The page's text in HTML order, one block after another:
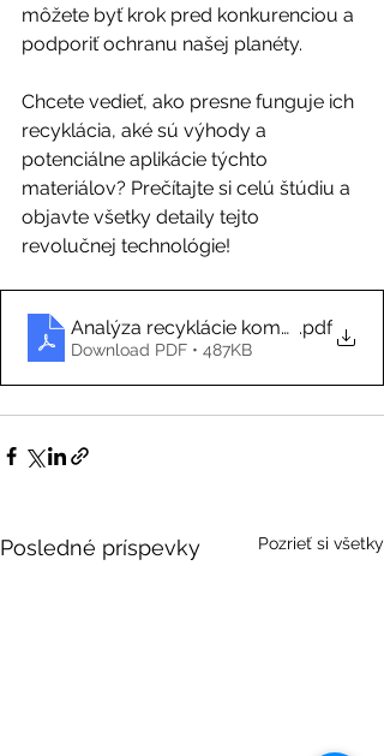
môžete byť krok pred konkurenciou a
podporiť ochranu našej planéty.
Chcete vedieť, ako presne funguje ich
recyklácia, aké sú výhody a
potenciálne aplikácie týchto
materiálov? Prečítajte si celú štúdiu a
objavte všetky detaily tejto
revolučnej technológie!
Analýza recyklácie kompozitných
.pdf
Download PDF • 487KB
Posledné príspevky Pozrieť si všetky